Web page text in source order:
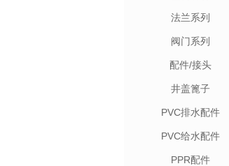
法兰系列
阀门系列
配件/接头
井盖篦子
PVC排水配件
PVC给水配件
PPR配件